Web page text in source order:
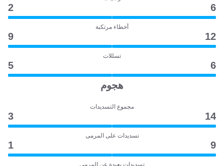
6
2
أخطاء مرتكبة
12
9
تسللات
6
5
هجوم
مجموع التسديدات
14
3
تسديدات على المرمى
9
1
تسديدات بعيدة عن المرمى